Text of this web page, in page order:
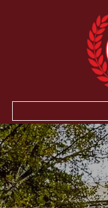
НАЧАЛО
ЗА УЧЕНИЦИТЕ